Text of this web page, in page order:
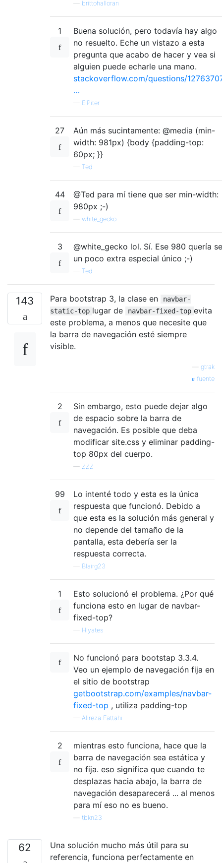
brittohalloran
1
Buena solución, pero todavía hay algo
no resuelto. Eche un vistazo a esta
pregunta que acabo de hacer y vea si
alguien puede echarle una mano.
stackoverflow.com/questions/
…
— ElPiter
27
Aún más sucintamente: @media (min-
width: 981px) {body {padding-top:
60px; }}
— Ted
44
@Ted para mí tiene que ser min-width:
980px ;-)
white_gecko
3
@white_gecko lol. Sí. Ese 980 quería
un poco extra especial único ;-)
— Ted
143 Para bootstrap 3, la clase en
navbar-
static-top lugar de navbar-fixed-top evita
este problema, a menos que necesite que
la barra de navegación esté siempre
visible.
gtrak
fuente
2
Sin embargo, esto puede dejar algo
de espacio sobre la barra de
navegación. Es posible que deba
modificar site.css y eliminar padding-
top 80px del cuerpo.
— ZZZ
99
Lo intenté todo y esta es la única
respuesta que funcionó. Debido a
que esta es la solución más general y
no depende del tamaño de la
pantalla, esta debería ser la
respuesta correcta.
— Blairg23
1
Esto solucionó el problema. ¿Por qué
funciona esto en lugar de navbar-
fixed-top?
— Hlyates
No funcionó para bootstap 3.3.4.
Veo un ejemplo de navegación fija en
el sitio de bootstrap
getbootstrap.com/examples/navbar-
fixed-top , utiliza padding-top
— Alireza Fattahi
2
mientras esto funciona, hace que la
barra de navegación sea estática y
no fija. eso significa que cuando te
desplazas hacia abajo, la barra de
navegación desaparecerá ... al menos
para mí eso no es bueno.
tbkn23
62
Una solución mucho más útil para su
referencia, funciona perfectamente en